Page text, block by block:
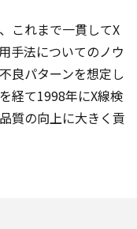
これまで一貫してX
手法についてのノウ
良パターンを想定し
経て1998年にX線検
質の向上に大きく貢